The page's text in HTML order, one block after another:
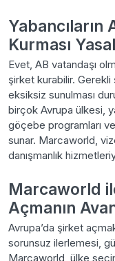
Yabancıların
Kurması
Evet, AB vatandaşı
şirket kurabilir. Gerekli
eksiksiz sunulması
birçok Avrupa ülkesi,
göçebe programları ve
sunar. Marcaworld,
danışmanlık
Marcaworld
Açmanın
Avrupa’da şirket
sorunsuz ilerlemesi,
Marcaworld, ülke